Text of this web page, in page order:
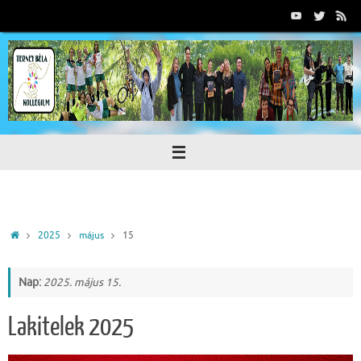
tartalomra
Home2025 május 15
Nap: 2025. május 15.
Lakitelek 2025